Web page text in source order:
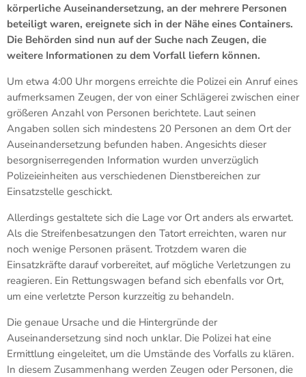
körperliche Auseinandersetzung, an der mehrere Personen
beteiligt waren, ereignete sich in der Nähe eines Containers.
Die Behörden sind nun auf der Suche nach Zeugen, die
weitere Informationen zu dem Vorfall liefern können.
Um etwa 4:00 Uhr morgens erreichte die Polizei ein Anruf eines
aufmerksamen Zeugen, der von einer Schlägerei zwischen einer
größeren Anzahl von Personen berichtete. Laut seinen
Angaben sollen sich mindestens 20 Personen an dem Ort der
Auseinandersetzung befunden haben. Angesichts dieser
besorgniserregenden Information wurden unverzüglich
Polizeieinheiten aus verschiedenen Dienstbereichen zur
Einsatzstelle geschickt.
Allerdings gestaltete sich die Lage vor Ort anders als erwartet.
Als die Streifenbesatzungen den Tatort erreichten, waren nur
noch wenige Personen präsent. Trotzdem waren die
Einsatzkräfte darauf vorbereitet, auf mögliche Verletzungen zu
reagieren. Ein Rettungswagen befand sich ebenfalls vor Ort,
um eine verletzte Person kurzzeitig zu behandeln.
Die genaue Ursache und die Hintergründe der
Auseinandersetzung sind noch unklar. Die Polizei hat eine
Ermittlung eingeleitet, um die Umstände des Vorfalls zu klären.
In diesem Zusammenhang werden Zeugen oder Personen, die